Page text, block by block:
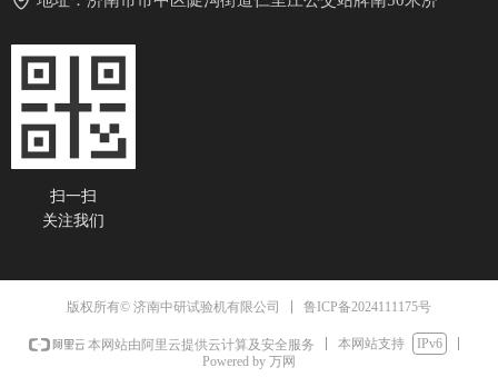
扫一扫
关注我们
版权所有© 济南中研试验机有限公司 鲁ICP备2024111175号
本网站由阿里云提供云计算及安全服务 本网站支持
IPv6
Powered by 万网